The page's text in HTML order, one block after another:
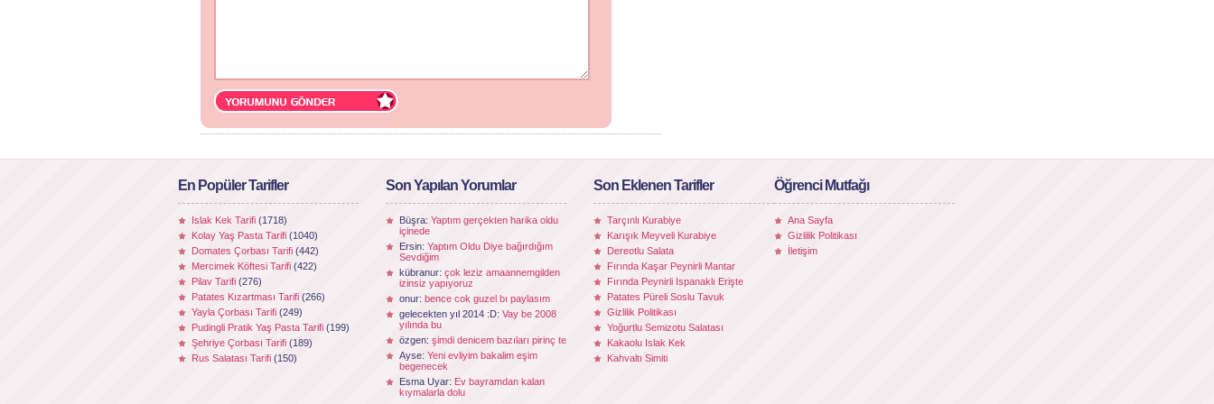
En Popüler Tarifler
Islak Kek Tarifi (1718)
Kolay Yaş Pasta Tarifi (1040)
Domates Çorbası Tarifi (442)
Mercimek Köftesi Tarifi (422)
Pilav Tarifi (276)
Patates Kızartması Tarifi (266)
Yayla Çorbası Tarifi (249)
Pudingli Pratik Yaş Pasta Tarifi (199)
Şehriye Çorbası Tarifi (189)
Rus Salatası Tarifi (150)
Son Yapılan Yorumlar
Büşra: Yaptım gerçekten harika oldu
içinede
Ersin: Yaptım Oldu Diye bağırdığım
Sevdiğim
kübranur: çok leziz amaannemgilden
izinsiz yapıyoruz
onur: bence cok guzel bı paylasım
gelecekten yıl 2014 :D: Vay be 2008
yılında bu
özgen: şimdi denicem bazıları pirinç te
Ayse: Yeni evliyim bakalim eşim
begenecek
Esma Uyar: Ev bayramdan kalan
kıymalarla dolu
Son Eklenen Tarifler
Tarçınlı Kurabiye
Karışık Meyveli Kurabiye
Dereotlu Salata
Fırında Kaşar Peynirli Mantar
Fırında Peynirli Ispanaklı Erişte
Patates Püreli Soslu Tavuk
Gizlilik Politikası
Yoğurtlu Semizotu Salatası
Kakaolu Islak Kek
Kahvaltı Simiti
Öğrenci Mutfağı
Ana Sayfa
Gizlilik Politikası
İletişim